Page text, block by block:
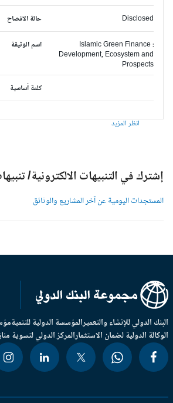
حالة الافصاح Disclosed
اسم الوثيقة
Islamic Green Finance :
Development, Ecosystem and
Prospects
كلمة أساسية
انظر المزيد
إشترك في التنبيهات الالكترونية/ تنبيهات
المستجدات اليومية عن آخر المشاريع والوثائق
الدولي للإنشاء والتعميرالمؤسسة الدولية للتنميةمؤسسة
الدولية لضمان الاستثمارالمركز الدولي لتسوية